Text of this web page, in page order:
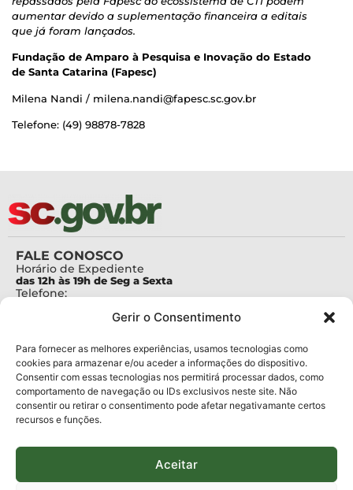
Gerir o Consentimento
Para fornecer as melhores experiências, usamos tecnologias como
cookies para armazenar e/ou aceder a informações do dispositivo.
Consentir com essas tecnologias nos permitirá processar dados, como
comportamento de navegação ou IDs exclusivos neste site. Não
consentir ou retirar o consentimento pode afetar negativamante certos
recursos e funções.
Aceitar
aumentar devido a suplementação financeira a editais
que já foram lançados.
Fundação de Amparo à Pesquisa e Inovação do Estado
de Santa Catarina (Fapesc)
Milena Nandi / milena.nandi@fapesc.sc.gov.br
Telefone: (49) 98878-7828
FALE CONOSCO
Horário de Expediente
das 12h às 19h de Seg a Sexta
Telefone:
Telefone da Ouvidoria
protocolo@fapesc.sc.gov.br
Para assuntos relacionados à Pesquisa
pesquisa@fapesc.sc.gov.br
Para assuntos relacionados à Inovação
inovacao@fapesc.sc.gov.br
Para assuntos relacionados à Bolsas
bolsas@fapesc.sc.gov.br
prestacaodecontas@fapesc.sc.gov.br
Para assuntos relacionados à Plataforma
plataforma@fapesc.sc.gov.br